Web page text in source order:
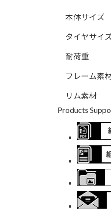
本体サイズ
タイヤサイ
耐荷重
フレーム素
リム素材
Products